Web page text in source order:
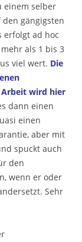
einem selber
gängigsten
erfolgt ad hoc
als 1 bis 3
viel wert. Die
wird hier
dann einen
einen
aber mit
spuckt auch
den
wenn er oder
Sehr